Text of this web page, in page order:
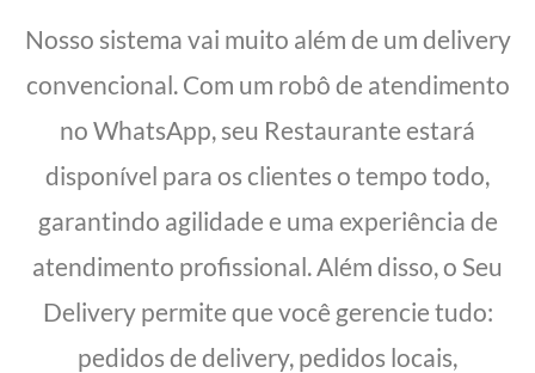
Nosso sistema vai muito além de um delivery
convencional. Com um robô de atendimento
no WhatsApp, seu Restaurante estará
disponível para os clientes o tempo todo,
garantindo agilidade e uma experiência de
atendimento profissional. Além disso, o Seu
Delivery permite que você gerencie tudo:
pedidos de delivery, pedidos locais,